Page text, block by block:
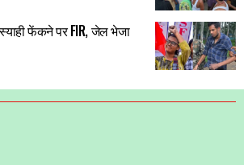
स्याही फेंकने पर FIR, जेल भेजा